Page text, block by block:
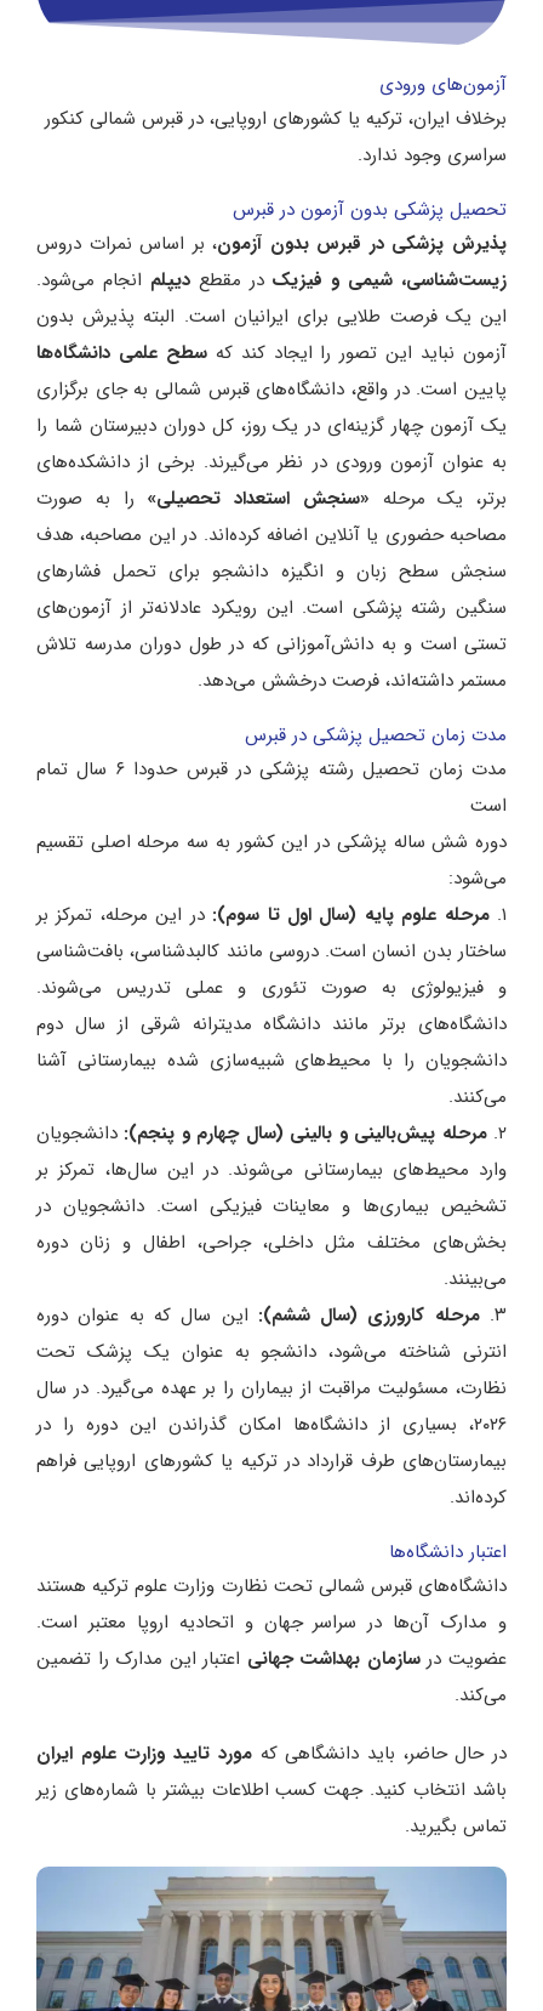
آزمون‌های ورودی
برخلاف ایران، ترکیه یا کشورهای اروپایی، در قبرس شمالی کنکور
سراسری وجود ندارد.
تحصیل پزشکی بدون آزمون در قبرس
پذیرش پزشکی در قبرس بدون آزمون، بر اساس نمرات دروس
زیست‌شناسی، شیمی و فیزیک در مقطعدیپلم انجام می‌شود.
این یک فرصت طلایی برای ایرانیان است. البته پذیرش بدون
آزمون نباید این تصور را ایجاد کند کهسطح علمی دانشگاه‌ها
پایین است. در واقع، دانشگاه‌های قبرس شمالی به جای برگزاری
یک آزمون چهار گزینه‌ای در یک روز، کل دوران دبیرستان شما را
به عنوان آزمون ورودی در نظر می‌گیرند. برخی از دانشکده‌های
برتر، یک مرحله «سنجش استعداد تحصیلی» را به صورت
مصاحبه حضوری یا آنلاین اضافه کرده‌اند. در این مصاحبه، هدف
سنجش سطح زبان و انگیزه دانشجو برای تحمل فشارهای
سنگین رشته پزشکی است. این رویکرد عادلانه‌تر از آزمون‌های
تستی است و به دانش‌آموزانی که در طول دوران مدرسه تلاش
مستمر داشته‌اند، فرصت درخشش می‌دهد.
مدت زمان تحصیل پزشکی در قبرس
مدت زمان تحصیل رشته پزشکی در قبرس حدودا ۶ سال تمام
است
دوره شش ساله پزشکی در این کشور به سه مرحله اصلی تقسیم
می‌شود:
۱. مرحله علوم پایه (سال اول تا سوم): در این مرحله، تمرکز بر
ساختار بدن انسان است. دروسی مانند کالبدشناسی، بافت‌شناسی
و فیزیولوژی به صورت تئوری و عملی تدریس می‌شوند.
دانشگاه‌های برتر مانند دانشگاه مدیترانه شرقی از سال دوم
دانشجویان را با محیط‌های شبیه‌سازی شده بیمارستانی آشنا
می‌کنند.
۲. مرحله پیش‌بالینی و بالینی (سال چهارم و پنجم): دانشجویان
وارد محیط‌های بیمارستانی می‌شوند. در این سال‌ها، تمرکز بر
تشخیص بیماری‌ها و معاینات فیزیکی است. دانشجویان در
بخش‌های مختلف مثل داخلی، جراحی، اطفال و زنان دوره
می‌بینند.
۳. مرحله کارورزی (سال ششم): این سال که به عنوان دوره
انترنی شناخته می‌شود، دانشجو به عنوان یک پزشک تحت
نظارت، مسئولیت مراقبت از بیماران را بر عهده می‌گیرد. در سال
۲۰۲۶، بسیاری از دانشگاه‌ها امکان گذراندن این دوره را در
بیمارستان‌های طرف قرارداد در ترکیه یا کشورهای اروپایی فراهم
کرده‌اند.
اعتبار دانشگاه‌ها
دانشگاه‌های قبرس شمالی تحت نظارت وزارت علوم ترکیه هستند
و مدارک آن‌ها در سراسر جهان و اتحادیه اروپا معتبر است.
عضویت درسازمان بهداشت جهانی اعتبار این مدارک را تضمین
می‌کند.
در حال حاضر، باید دانشگاهی کهمورد تایید وزارت علوم ایران
باشد انتخاب کنید. جهت کسب اطلاعات بیشتر با شماره‌های زیر
تماس بگیرید.